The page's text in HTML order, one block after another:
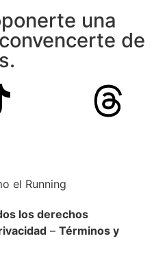
una
de
los derechos
– Términos y